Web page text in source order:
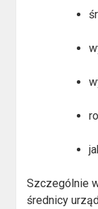
Szczególnie
średnicy